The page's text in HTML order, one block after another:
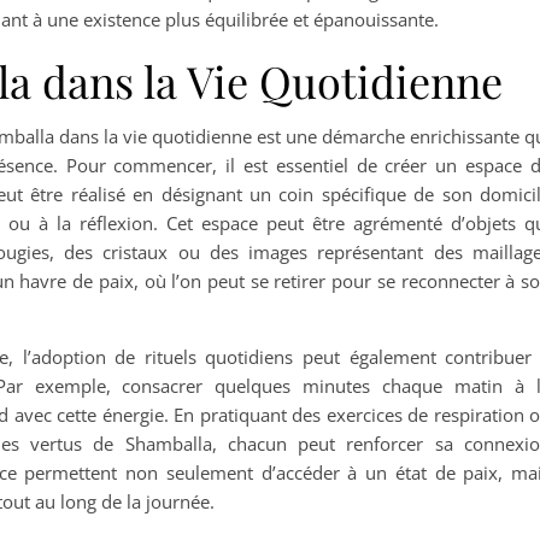
à une existence plus équilibrée et épanouissante.
dans la Vie Quotidienne
dans la vie quotidienne est une démarche enrichissante
Pour commencer, il est essentiel de créer un espace
être réalisé en désignant un coin spécifique de son
à la réflexion. Cet espace peut être agrémenté d’objets
des cristaux ou des images représentant des
havre de paix, où l’on peut se retirer pour se reconnecter à
l’adoption de rituels quotidiens peut également contribuer
exemple, consacrer quelques minutes chaque matin à
cette énergie. En pratiquant des exercices de respiration
vertus de Shamballa, chacun peut renforcer sa
permettent non seulement d’accéder à un état de paix,
au long de la journée.